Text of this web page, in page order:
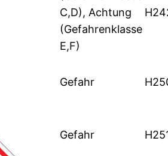
C,D), Achtung
(Gefahrenklasse
E,F)
Gefahr
Gefahr